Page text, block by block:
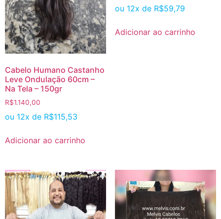
Cabelo Humano Castanho
Leve Ondulação 60cm –
Na Tela – 150gr
R$1.140,00
ou 12x de R$115,53
Adicionar ao carrinho
ou 12x de R$59,79
Adicionar ao carrinho